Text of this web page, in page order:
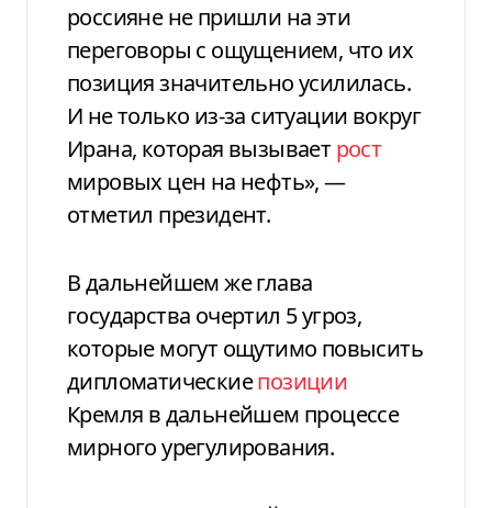
россияне не пришли на эти
переговоры с ощущением, что их
позиция значительно усилилась.
И не только из-за ситуации вокруг
Ирана, которая вызываетрост
мировых цен на нефть», —
отметил президент.
В дальнейшем же глава
государства очертил 5 угроз,
которые могут ощутимо повысить
дипломатическиепозиции
Кремля в дальнейшем процессе
мирного урегулирования.